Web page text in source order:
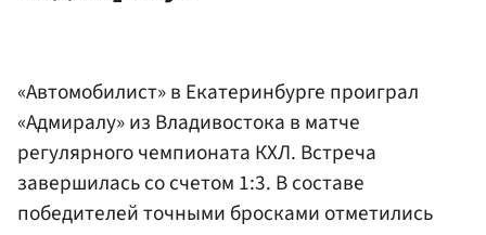
«Автомобилист» в Екатеринбурге проиграл
«Адмиралу» из Владивостока в матче
регулярного чемпионата КХЛ. Встреча
завершилась со счетом 1:3. В составе
победителей точными бросками отметились